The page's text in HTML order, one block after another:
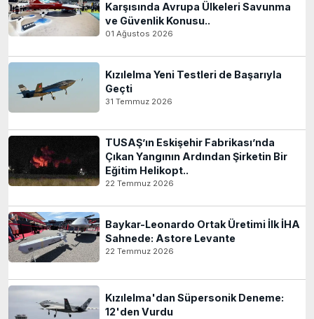
Karşısında Avrupa Ülkeleri Savunma
ve Güvenlik Konusu..
01 Ağustos 2026
Kızılelma Yeni Testleri de Başarıyla
Geçti
31 Temmuz 2026
TUSAŞ’ın Eskişehir Fabrikası’nda
Çıkan Yangının Ardından Şirketin Bir
Eğitim Helikopt..
22 Temmuz 2026
Baykar-Leonardo Ortak Üretimi İlk İHA
Sahnede: Astore Levante
22 Temmuz 2026
Kızılelma'dan Süpersonik Deneme:
12'den Vurdu